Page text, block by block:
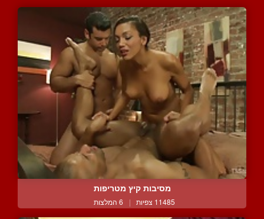
מסיבות קיץ מטריפות
11485 צפיות | 6 המלצות